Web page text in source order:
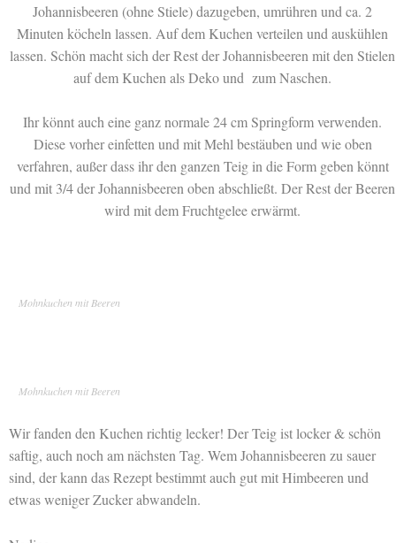
Johannisbeeren (ohne Stiele) dazugeben, umrühren und ca. 2
Minuten köcheln lassen. Auf dem Kuchen verteilen und auskühlen
lassen. Schön macht sich der Rest der Johannisbeeren mit den Stielen
auf dem Kuchen als Deko und zum Naschen.
Ihr könnt auch eine ganz normale 24 cm Springform verwenden.
Diese vorher einfetten und mit Mehl bestäuben und wie oben
verfahren, außer dass ihr den ganzen Teig in die Form geben könnt
und mit 3/4 der Johannisbeeren oben abschließt. Der Rest der Beeren
wird mit dem Fruchtgelee erwärmt.
Mohnkuchen mit Beeren
Mohnkuchen mit Beeren
Wir fanden den Kuchen richtig lecker! Der Teig ist locker & schön
saftig, auch noch am nächsten Tag. Wem Johannisbeeren zu sauer
sind, der kann das Rezept bestimmt auch gut mit Himbeeren und
etwas weniger Zucker abwandeln.